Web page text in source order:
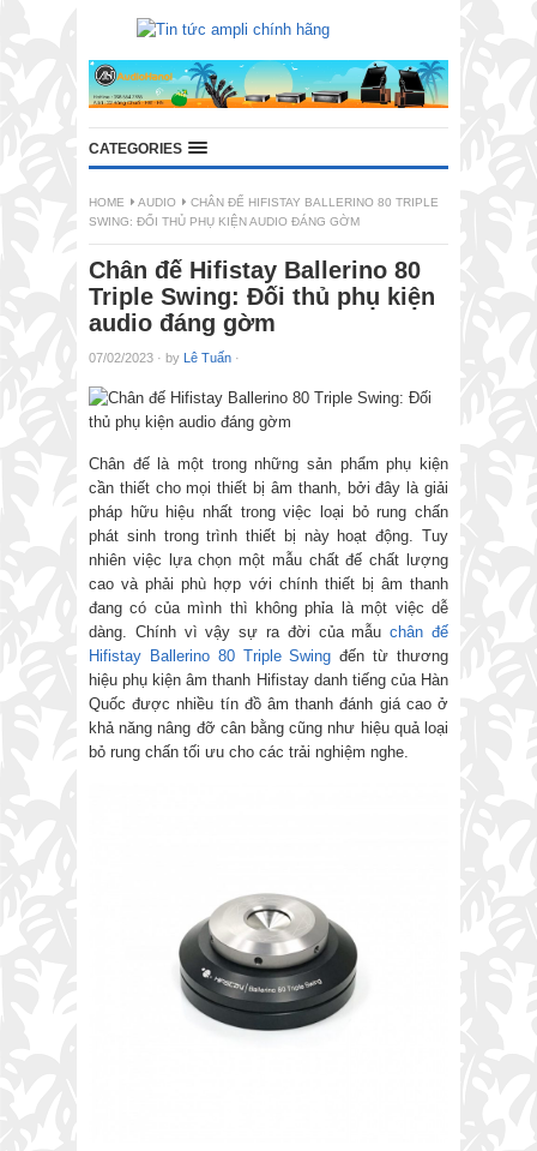
CATEGORIES
HOME AUDIO
CHÂN ĐẾ HIFISTAY BALLERINO 80 TRIPLE
SWING: ĐỐI THỦ PHỤ KIỆN AUDIO ĐÁNG GỜM
Chân đế Hifistay Ballerino 80
Triple Swing: Đối thủ phụ kiện
audio đáng gờm
07/02/2023 · by Lê Tuấn ·
Chân đế là một trong những sản phẩm phụ kiện
cần thiết cho mọi thiết bị âm thanh, bởi đây là giải
pháp hữu hiệu nhất trong việc loại bỏ rung chấn
phát sinh trong trình thiết bị này hoạt động. Tuy
nhiên việc lựa chọn một mẫu chất đế chất lượng
cao và phải phù hợp với chính thiết bị âm thanh
đang có của mình thì không phỉa là một việc dễ
dàng. Chính vì vậy sự ra đời của mẫuchân đế
Hifistay Ballerino 80 Triple Swing đến từ thương
hiệu phụ kiện âm thanh Hifistay danh tiếng của Hàn
Quốc được nhiều tín đồ âm thanh đánh giá cao ở
khả năng nâng đỡ cân bằng cũng như hiệu quả loại
bỏ rung chấn tối ưu cho các trải nghiệm nghe.